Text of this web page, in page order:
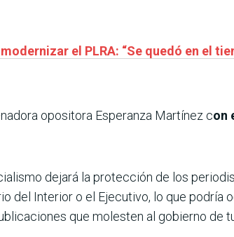
el PLRA: “Se quedó en el
opositora Esperanza Martínez con
dejará la protección de los
del Interior o el Ejecutivo, lo que podría
que molesten al gobierno de